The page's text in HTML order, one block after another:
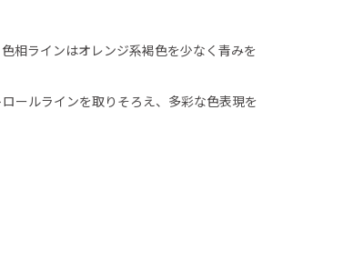
相ラインはオレンジ系褐色を少なく青みを
ールラインを取りそろえ、多彩な色表現を